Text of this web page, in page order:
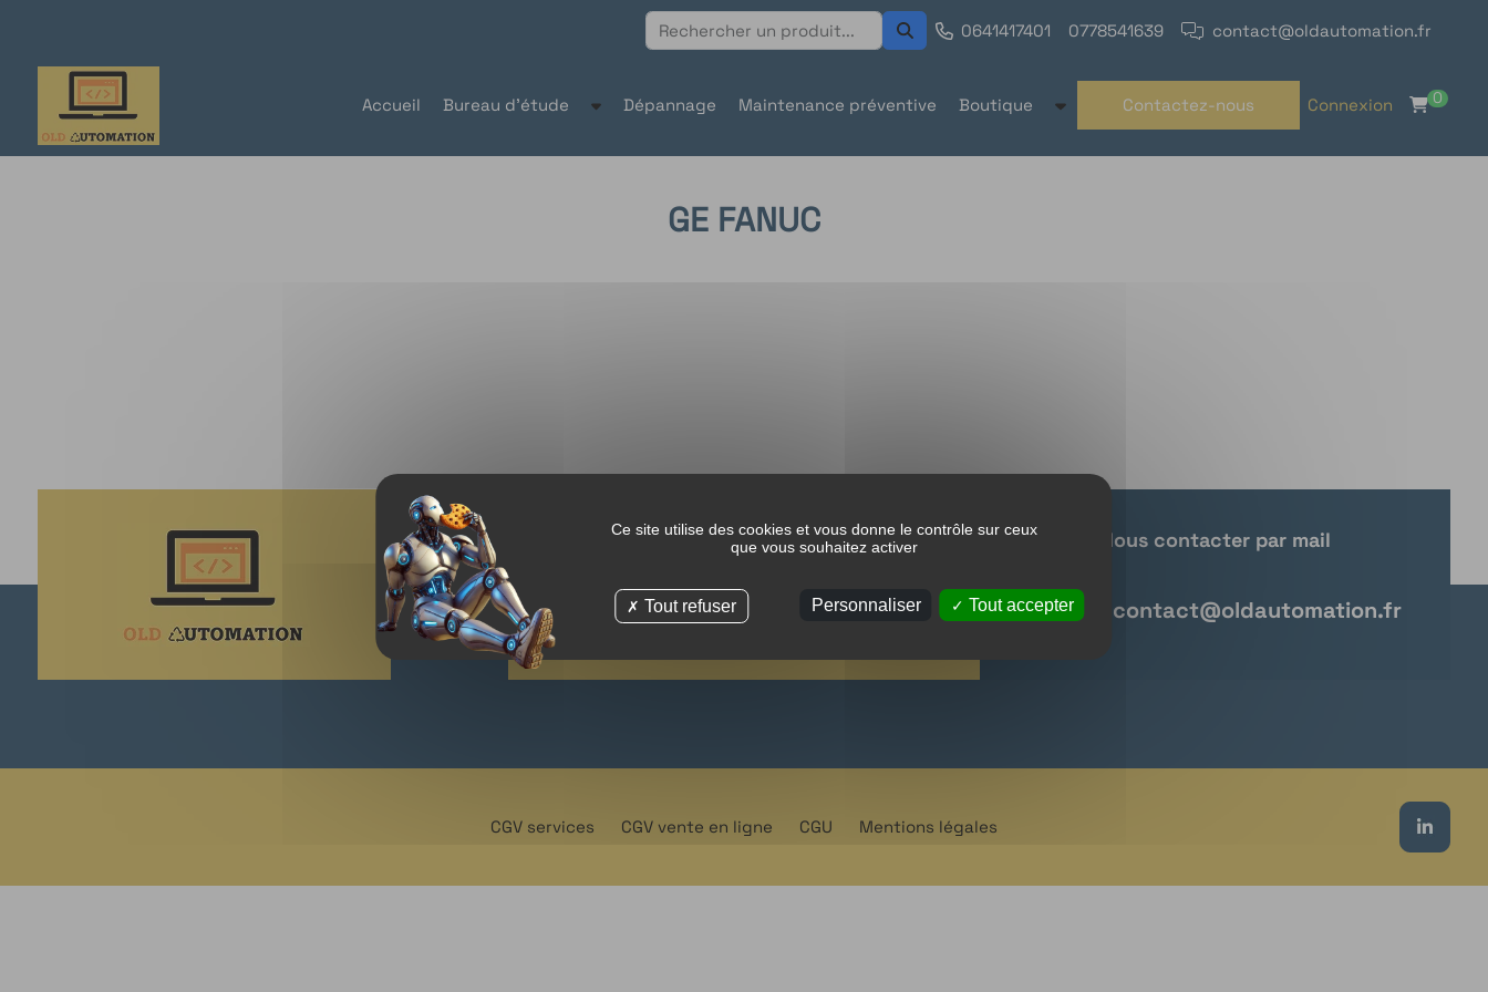
Ce site utilise des cookies et vous donne le contrôle sur ceux
que vous souhaitez activer
Tout accepter
Tout refuser Personnaliser
0641417401 0778541639 contact@oldautomation.fr
Accueil Bureau d'étude Dépannage Maintenance préventive Boutique Contactez-nous Connexion 0
GE FANUC
Nous contacter par téléphone
0641417401 0778541639
Nous contacter par mail
contact@oldautomation.fr
CGV services CGV vente en ligne CGU Mentions légales